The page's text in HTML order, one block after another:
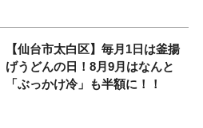
【仙台市太白区】毎月1日は釜揚
げうどんの日！8月9月はなんと
「ぶっかけ冷」も半額に！！